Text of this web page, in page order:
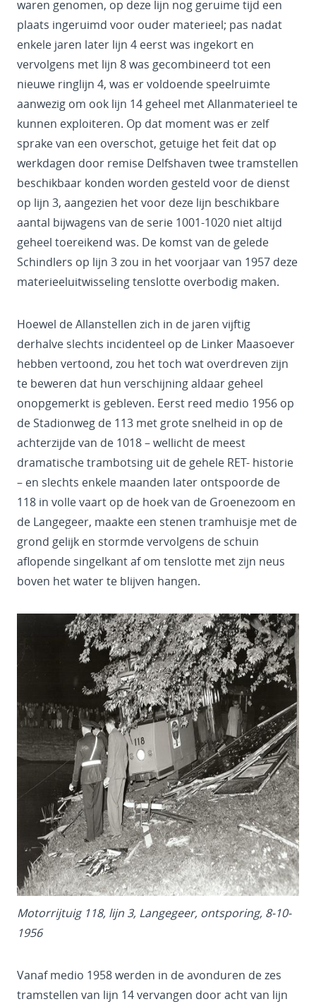
waren genomen, op deze lijn nog geruime tijd een
plaats ingeruimd voor ouder materieel; pas nadat
enkele jaren later lijn 4 eerst was ingekort en
vervolgens met lijn 8 was gecombineerd tot een
nieuwe ringlijn 4, was er voldoende speelruimte
aanwezig om ook lijn 14 geheel met Allanmaterieel te
kunnen exploiteren. Op dat moment was er zelf
sprake van een overschot, getuige het feit dat op
werkdagen door remise Delfshaven twee tramstellen
beschikbaar konden worden gesteld voor de dienst
op lijn 3, aangezien het voor deze lijn beschikbare
aantal bijwagens van de serie 1001-1020 niet altijd
geheel toereikend was. De komst van de gelede
Schindlers op lijn 3 zou in het voorjaar van 1957 deze
materieeluitwisseling tenslotte overbodig maken.
Hoewel de Allanstellen zich in de jaren vijftig
derhalve slechts incidenteel op de Linker Maasoever
hebben vertoond, zou het toch wat overdreven zijn
te beweren dat hun verschijning aldaar geheel
onopgemerkt is gebleven. Eerst reed medio 1956 op
de Stadionweg de 113 met grote snelheid in op de
achterzijde van de 1018 – wellicht de meest
dramatische trambotsing uit de gehele RET- historie
– en slechts enkele maanden later ontspoorde de
118 in volle vaart op de hoek van de Groenezoom en
de Langegeer, maakte een stenen tramhuisje met de
grond gelijk en stormde vervolgens de schuin
aflopende singelkant af om tenslotte met zijn neus
boven het water te blijven hangen.
Motorrijtuig 118, lijn 3, Langegeer, ontsporing, 8-10-
1956
Vanaf medio 1958 werden in de avonduren de zes
tramstellen van lijn 14 vervangen door acht van lijn